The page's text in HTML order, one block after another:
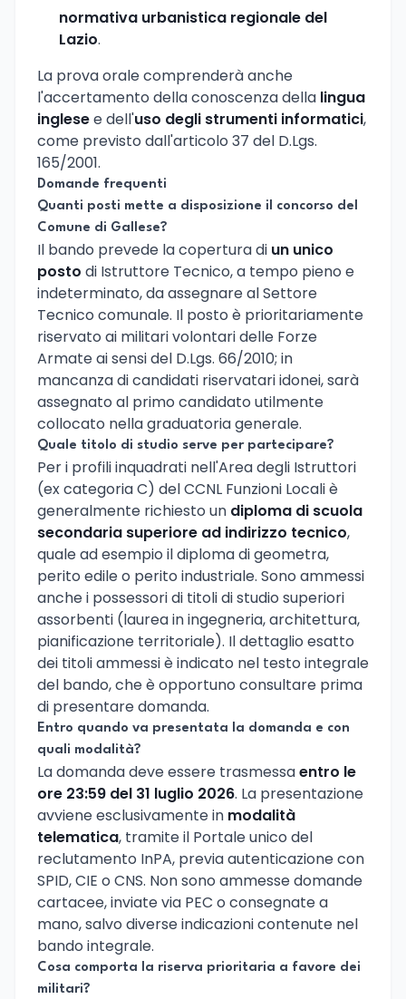
normativa urbanistica regionale del
Lazio.
La prova orale comprenderà anche
l'accertamento della conoscenza della lingua
inglesee dell'uso degli strumenti informatici,
come previsto dall'articolo 37 del D.Lgs.
165/2001.
Domande frequenti
Quanti posti mette a disposizione il concorso del
Comune di Gallese?
Il bando prevede la copertura di un unico
posto di Istruttore Tecnico, a tempo pieno e
indeterminato, da assegnare al Settore
Tecnico comunale. Il posto è prioritariamente
riservato ai militari volontari delle Forze
Armate ai sensi del D.Lgs. 66/2010; in
mancanza di candidati riservatari idonei, sarà
assegnato al primo candidato utilmente
collocato nella graduatoria generale.
Quale titolo di studio serve per partecipare?
Per i profili inquadrati nell'Area degli Istruttori
(ex categoria C) del CCNL Funzioni Locali è
generalmente richiesto un diploma di scuola
secondaria superiore ad indirizzo tecnico,
quale ad esempio il diploma di geometra,
perito edile o perito industriale. Sono ammessi
anche i possessori di titoli di studio superiori
assorbenti (laurea in ingegneria, architettura,
pianificazione territoriale). Il dettaglio esatto
dei titoli ammessi è indicato nel testo integrale
del bando, che è opportuno consultare prima
di presentare domanda.
Entro quando va presentata la domanda e con
quali modalità?
La domanda deve essere trasmessaentro le
ore 23:59 del 31 luglio 2026. La presentazione
avviene esclusivamente in modalità
telematica, tramite il Portale unico del
reclutamento InPA, previa autenticazione con
SPID, CIE o CNS. Non sono ammesse domande
cartacee, inviate via PEC o consegnate a
mano, salvo diverse indicazioni contenute nel
bando integrale.
Cosa comporta la riserva prioritaria a favore dei
militari?